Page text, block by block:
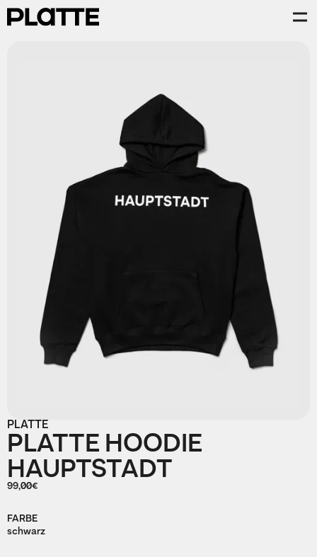
PLATTE
PLATTE HOODIE
HAUPTSTADT
99,00€
FARBE
schwarz